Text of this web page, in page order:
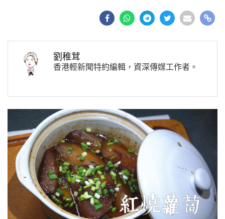
劉稚茸
香港輕新聞特約編輯，資深傳媒工作者。